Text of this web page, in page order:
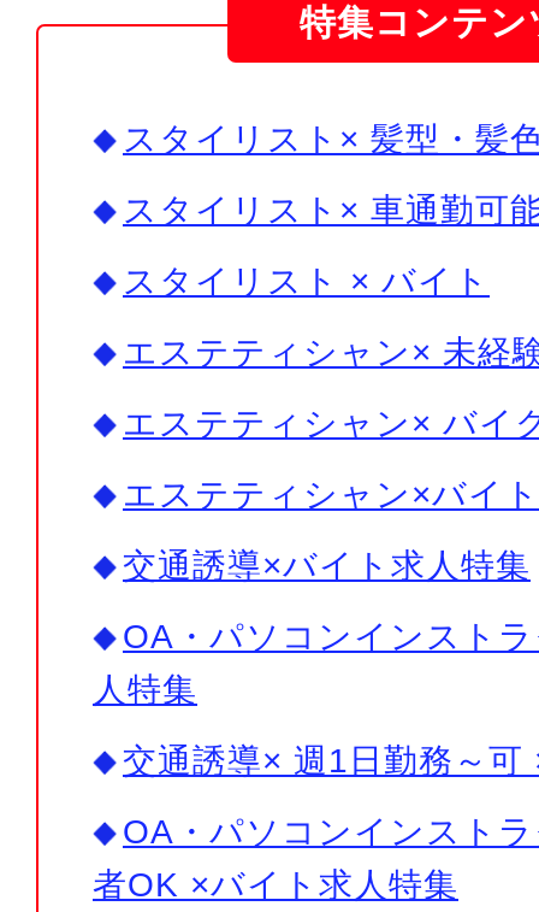
特集コンテン
スタイリスト× 髪型・髪
スタイリスト× 車通勤可
スタイリスト × バイト
エステティシャン× 未経
エステティシャン× バイ
エステティシャン×バイト
交通誘導×バイト求人特集
OA・パソコンインスト
人特集
交通誘導× 週1日勤務～
OA・パソコンインスト
者OK ×バイト求人特集